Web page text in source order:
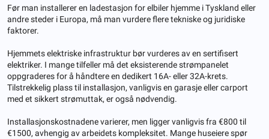
Før man installerer en ladestasjon for elbiler hjemme i Tyskland eller
andre steder i Europa, må man vurdere flere tekniske og juridiske
faktorer.
Hjemmets elektriske infrastruktur bør vurderes av en sertifisert
elektriker. I mange tilfeller må det eksisterende strømpanelet
oppgraderes for å håndtere en dedikert 16A- eller 32A-krets.
Tilstrekkelig plass til installasjon, vanligvis en garasje eller carport
med et sikkert strømuttak, er også nødvendig.
Installasjonskostnadene varierer, men ligger vanligvis fra €800 til
€1500, avhengig av arbeidets kompleksitet. Mange huseiere spør